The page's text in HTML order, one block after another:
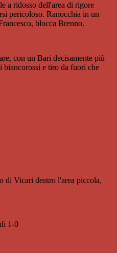
a ridosso dell'area di rigore
pericoloso. Ranocchia in un
blocca Brenno.
con un Bari decisamente più
biancorossi e tiro da fuori che
di Vicari dentro l'area piccola,
1-0